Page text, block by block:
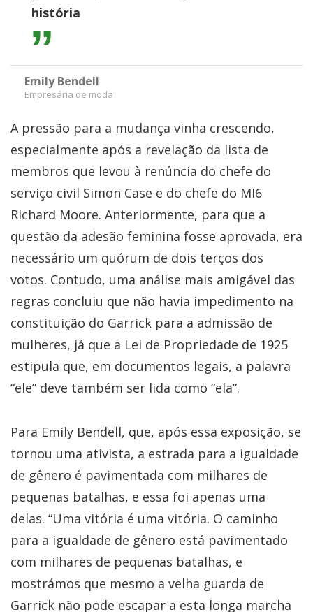
história
Emily Bendell
Empresária de moda
A pressão para a mudança vinha crescendo,
especialmente após a revelação da lista de
membros que levou à renúncia do chefe do
serviço civil Simon Case e do chefe do MI6
Richard Moore. Anteriormente, para que a
questão da adesão feminina fosse aprovada, era
necessário um quórum de dois terços dos
votos. Contudo, uma análise mais amigável das
regras concluiu que não havia impedimento na
constituição do Garrick para a admissão de
mulheres, já que a Lei de Propriedade de 1925
estipula que, em documentos legais, a palavra
“ele” deve também ser lida como “ela”.
Para Emily Bendell, que, após essa exposição, se
tornou uma ativista, a estrada para a igualdade
de gênero é pavimentada com milhares de
pequenas batalhas, e essa foi apenas uma
delas. “Uma vitória é uma vitória. O caminho
para a igualdade de gênero está pavimentado
com milhares de pequenas batalhas, e
mostrámos que mesmo a velha guarda de
Garrick não pode escapar a esta longa marcha